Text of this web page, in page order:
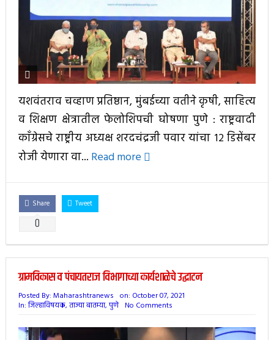
यशवंतराव चव्हाण प्रतिष्ठान, मुंबईच्या वतीने कृषी, साहित्य
व शिक्षण क्षेत्रातील फेलोशिपची घोषणा पुणे : राष्ट्रवादी
काँग्रेसचे राष्ट्रीय अध्यक्ष शरदचंद्रजी पवार यांचा १२ डिसेंबर
रोजी येणारा वा... Read more
Share
0
Tweet
ग्रामविकास व पंचायतराज विभागाच्या कार्यशाळेचे उद्घाटन
Posted By: Maharashtranews on: October 07, 2021
In:जिल्हाविषयक, ताज्या बातम्या, पुणे No Comments